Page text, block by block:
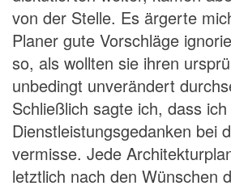
von der Stelle. Es ärgerte
Planer gute Vorschläge
so, als wollten sie ihren
unbedingt unverändert
Schließlich sagte ich, dass
Dienstleistungsgedanken bei
vermisse. Jede
letztlich nach den Wünschen